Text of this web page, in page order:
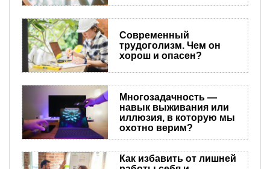
Современный
трудоголизм. Чем он
хорош и опасен?
Многозадачность —
навык выживания или
иллюзия, в которую мы
охотно верим?
Как избавить от лишней